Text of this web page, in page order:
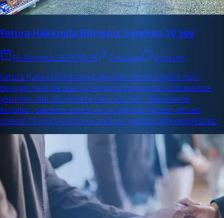
Fatura Hakkında Bilmeniz Gereken 10 Şey
16 Temmuz 2026 08:28 Enabase
0 yorum
Fatura hakkında bilmeniz gereken temel bilgiler, hem
bireysel hem de ticari işlemlerde haklarınızı korumanıza
yardımcı olur. Bu içerikte fatura türleri, düzenleme
kuralları, saklama süresi ve sık yapılan hatalar gibi en
önemli 10 noktayı kısa ve anlaşılır şekilde öğrenebilirsiniz.